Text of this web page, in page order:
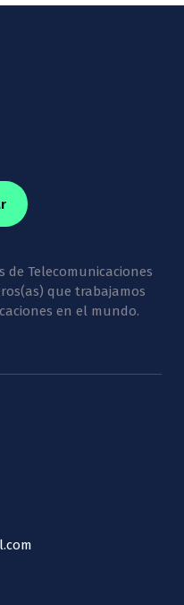
de Telecomunicaciones
que trabajamos
en el mundo.